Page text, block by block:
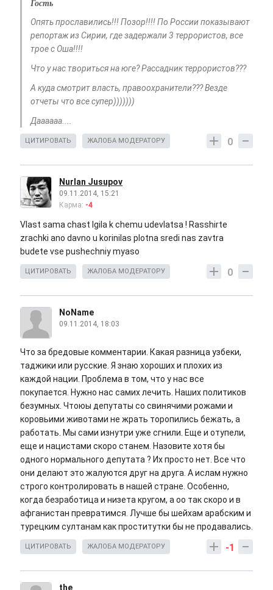
Гость
Опять прославились!!! Позор!!!! По России показывают
репортаж из Сирии, где задержали 3 террористов, все
трое с Оша!!!!
Что у нас твориться на юге? Рассадник террористов???
А куда смотрит власть, правоохранители??? Везде
отчеты что все супер)))))))
Даааааа....
0
ЦИТИРОВАТЬ ЖАЛОБА МОДЕРАТОРУ
Nurlan Jusupov
09.11.2014, 15:21
Карма: -4
Vlast sama chast Igila k chemu udevlatsa ! Rasshirte
zrachki ano davno u korinilas plotna sredi nas zavtra
budete vse pushechniy myaso
0
ЦИТИРОВАТЬ ЖАЛОБА МОДЕРАТОРУ
NoName
09.11.2014, 18:03
Что за бредовые комментарии. Какая разница узбеки,
таджики или русские. Я знаю хороших и плохих из
каждой нации. Проблема в том, что у нас все
покупается. Нужно нас самих лечить. Наших политиков
безумных. Чтоюы депутаты со свинячими рожами и
коровьими животами не жрать торопились бежать, а
работать. Мы сами изнутри уже сгнили. Еще и отупели,
еще и нацистами скоро станем. Назовите хотя бы
одного нормального депутата ? Их просто нет. Все что
они делают это жалуются друг на друга. А ислам нужно
строго контролировать в нашей стране. Особенно,
когда безработица и низета кругом, а оо так скоро и в
афганистан превратимся. Лучше бы шейхам арабским и
турецким султанам как проститутки бы не продавались.
-1
ЦИТИРОВАТЬ ЖАЛОБА МОДЕРАТОРУ
the